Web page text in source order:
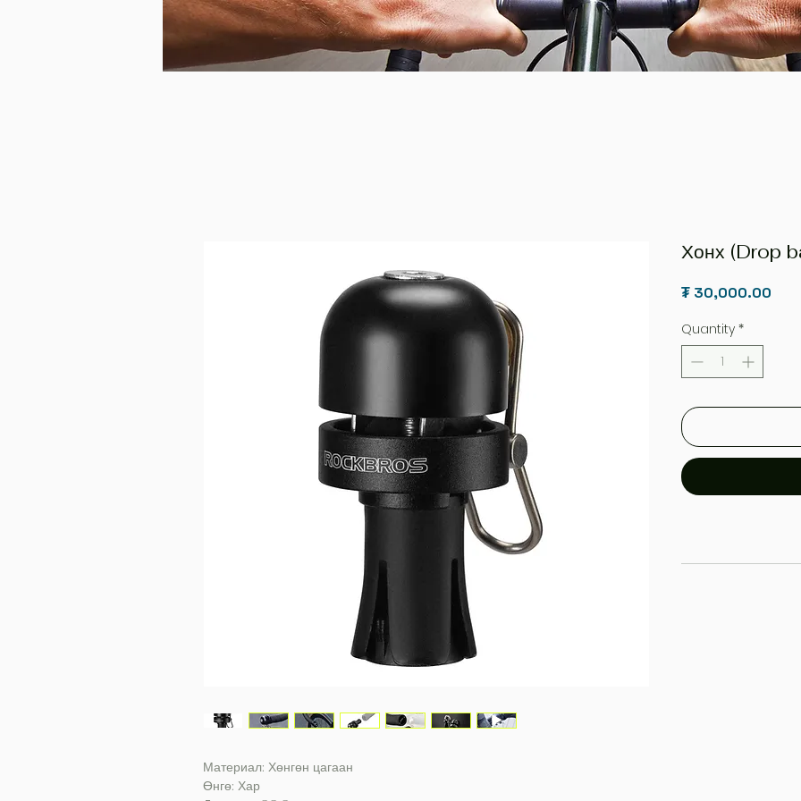
Материал: Хөнгөн цагаан
Өнгө: Хар
Хонх (Drop
₮ 30,000.00
Quantity *